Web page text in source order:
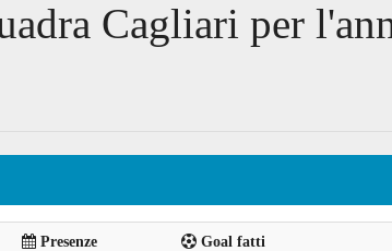
Cagliari per
Presenze Goal fatti